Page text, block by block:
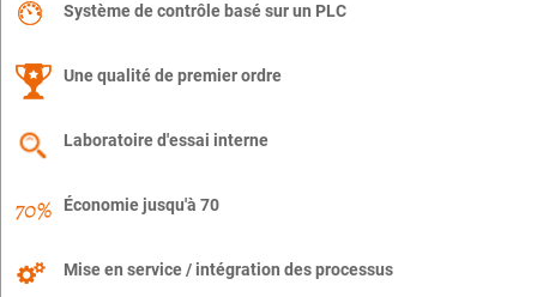
Système de contrôle basé sur un PLC
Une qualité de premier ordre
Laboratoire d'essai interne
Économie jusqu'à 70
Mise en service / intégration des processus